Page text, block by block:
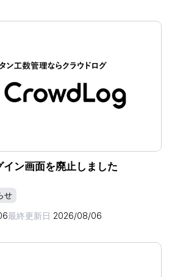
イン画面を廃止しました
せ
最終更新日 2026/08/06